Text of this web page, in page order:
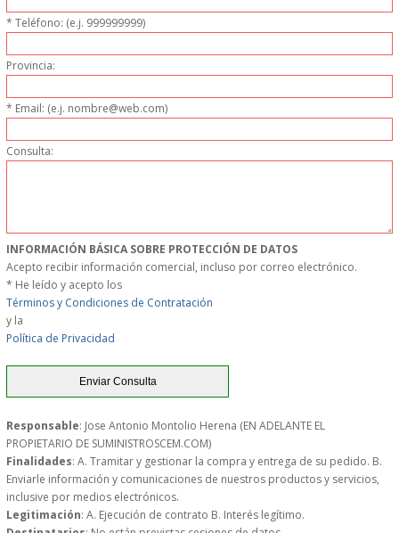
ELABORACI�N
MAQUINARIA FRIA
MAQUINARIA DE LIMPIEZA
MUEBLES
MUEBLES INOX. COCINA
PAPEL Y PRODUCTOS UNIUSO
VAJILLA
CUCHILLOS DE COCINA
GASTOS DE ENVIO
* Teléfono: (e.j. 999999999)
Provincia:
* Email: (e.j. nombre@web.com)
Consulta:
INFORMACIÓN BÁSICA SOBRE PROTECCIÓN DE DATOS
Acepto recibir información comercial, incluso por correo electrónico.
* He leído y acepto los
Términos y Condiciones de Contratación
y la
Política de Privacidad
Responsable: Jose Antonio Montolio Herena (EN ADELANTE EL
PROPIETARIO DE SUMINISTROSCEM.COM)
Finalidades: A. Tramitar y gestionar la compra y entrega de su pedido. B.
Enviarle información y comunicaciones de nuestros productos y servicios,
inclusive por medios electrónicos.
Legitimación: A. Ejecución de contrato B. Interés legítimo.